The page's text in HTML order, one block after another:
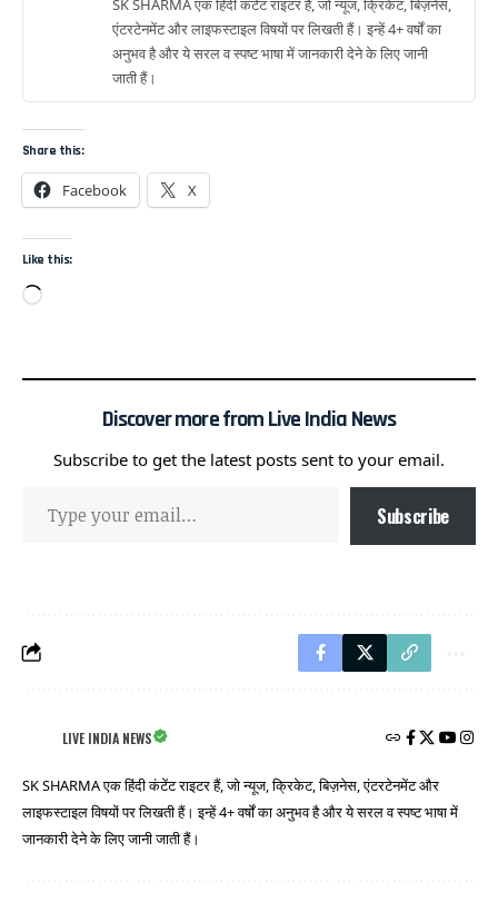
SK SHARMA एक हिंदी कंटेंट राइटर हैं, जो न्यूज, क्रिकेट, बिज़नेस,
एंटरटेनमेंट और लाइफस्टाइल विषयों पर लिखती हैं। इन्हें 4+ वर्षों का
अनुभव है और ये सरल व स्पष्ट भाषा में जानकारी देने के लिए जानी
जाती हैं।
Share this:
Facebook X
Like this:
Discover more from Live India News
Subscribe to get the latest posts sent to your email.
Subscribe
LIVE INDIA NEWS
SK SHARMA एक हिंदी कंटेंट राइटर हैं, जो न्यूज, क्रिकेट, बिज़नेस, एंटरटेनमेंट और
लाइफस्टाइल विषयों पर लिखती हैं। इन्हें 4+ वर्षों का अनुभव है और ये सरल व स्पष्ट भाषा में
जानकारी देने के लिए जानी जाती हैं।